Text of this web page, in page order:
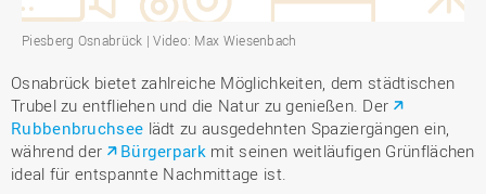
Piesberg Osnabrück | Video: Max Wiesenbach
Osnabrück bietet zahlreiche Möglichkeiten, dem städtischen
Trubel zu entfliehen und die Natur zu genießen. Der
Rubbenbruchsee lädt zu ausgedehnten Spaziergängen ein,
während der
Bürgerpark mit seinen weitläufigen Grünflächen
ideal für entspannte Nachmittage ist.